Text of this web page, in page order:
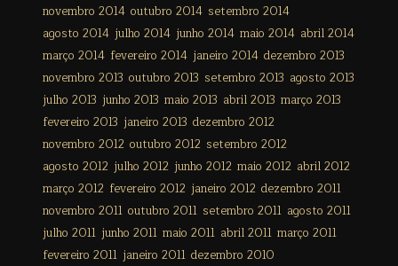
novembro 2014 outubro 2014 setembro 2014
agosto 2014 julho 2014 junho 2014 maio 2014 abril 2014
março 2014 fevereiro 2014 janeiro 2014 dezembro 2013
novembro 2013 outubro 2013 setembro 2013 agosto 2013
julho 2013 junho 2013 maio 2013 abril 2013 março 2013
fevereiro 2013 janeiro 2013 dezembro 2012
novembro 2012 outubro 2012 setembro 2012
agosto 2012 julho 2012 junho 2012 maio 2012 abril 2012
março 2012 fevereiro 2012 janeiro 2012 dezembro 2011
novembro 2011 outubro 2011 setembro 2011 agosto 2011
julho 2011 junho 2011 maio 2011 abril 2011 março 2011
fevereiro 2011 janeiro 2011 dezembro 2010